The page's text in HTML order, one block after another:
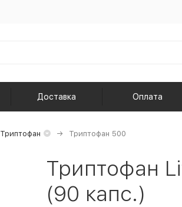
Доставка Оплата
Триптофан Триптофан 500
Триптофан
(90 капс.)